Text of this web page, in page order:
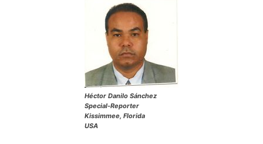
Héctor Danilo Sánchez
Special-Reporter
Kissimmee, Florida
USA